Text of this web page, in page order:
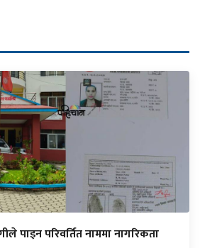
पाइन परिवर्तित नाममा नागरिकता